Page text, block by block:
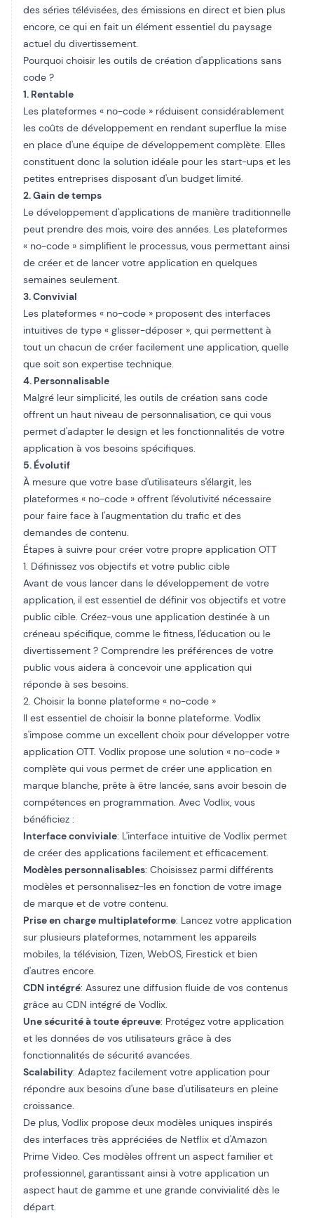
des séries télévisées, des émissions en direct et bien plus
encore, ce qui en fait un élément essentiel du paysage
actuel du divertissement.
Pourquoi choisir les outils de création d'applications sans
code ?
1. Rentable
Les plateformes « no-code » réduisent considérablement
les coûts de développement en rendant superflue la mise
en place d'une équipe de développement complète. Elles
constituent donc la solution idéale pour les start-ups et les
petites entreprises disposant d'un budget limité.
2. Gain de temps
Le développement d'applications de manière traditionnelle
peut prendre des mois, voire des années. Les plateformes
« no-code » simplifient le processus, vous permettant ainsi
de créer et de lancer votre application en quelques
semaines seulement.
3. Convivial
Les plateformes « no-code » proposent des interfaces
intuitives de type « glisser-déposer », qui permettent à
tout un chacun de créer facilement une application, quelle
que soit son expertise technique.
4. Personnalisable
Malgré leur simplicité, les outils de création sans code
offrent un haut niveau de personnalisation, ce qui vous
permet d'adapter le design et les fonctionnalités de votre
application à vos besoins spécifiques.
5. Évolutif
À mesure que votre base d'utilisateurs s'élargit, les
plateformes « no-code » offrent l'évolutivité nécessaire
pour faire face à l'augmentation du trafic et des
demandes de contenu.
Étapes à suivre pour créer votre propre application OTT
1. Définissez vos objectifs et votre public cible
Avant de vous lancer dans le développement de votre
application, il est essentiel de définir vos objectifs et votre
public cible. Créez-vous une application destinée à un
créneau spécifique, comme le fitness, l'éducation ou le
divertissement ? Comprendre les préférences de votre
public vous aidera à concevoir une application qui
réponde à ses besoins.
2. Choisir la bonne plateforme « no-code »
Il est essentiel de choisir la bonne plateforme. Vodlix
s'impose comme un excellent choix pour développer votre
application OTT. Vodlix propose une solution « no-code »
complète qui vous permet de créer une application en
marque blanche, prête à être lancée, sans avoir besoin de
compétences en programmation. Avec Vodlix, vous
bénéficiez :
Interface conviviale: L'interface intuitive de Vodlix permet
de créer des applications facilement et efficacement.
Modèles personnalisables: Choisissez parmi différents
modèles et personnalisez-les en fonction de votre image
de marque et de votre contenu.
Prise en charge multiplateforme: Lancez votre application
sur plusieurs plateformes, notamment les appareils
mobiles, la télévision, Tizen, WebOS, Firestick et bien
d'autres encore.
CDN intégré: Assurez une diffusion fluide de vos contenus
grâce au CDN intégré de Vodlix.
Une sécurité à toute épreuve: Protégez votre application
et les données de vos utilisateurs grâce à des
fonctionnalités de sécurité avancées.
Scalability: Adaptez facilement votre application pour
répondre aux besoins d'une base d'utilisateurs en pleine
croissance.
De plus, Vodlix propose deux modèles uniques inspirés
des interfaces très appréciées de Netflix et d'Amazon
Prime Video. Ces modèles offrent un aspect familier et
professionnel, garantissant ainsi à votre application un
aspect haut de gamme et une grande convivialité dès le
départ.